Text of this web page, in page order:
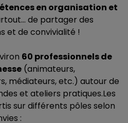
en organisation et
de partager des
et de convivialité !
60 professionnels de
(animateurs,
médiateurs, etc.) autour de
et ateliers pratiques.Les
sur différents pôles selon
: